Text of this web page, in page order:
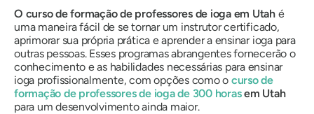
O curso de formação de professores de ioga em Utah é
uma maneira fácil de se tornar um instrutor certificado,
aprimorar sua própria prática e aprender a ensinar ioga para
outras pessoas. Esses programas abrangentes fornecerão o
conhecimento e as habilidades necessárias para ensinar
ioga profissionalmente, com opções como o curso de
formação de professores de ioga de 300 horasem Utah
para um desenvolvimento ainda maior.